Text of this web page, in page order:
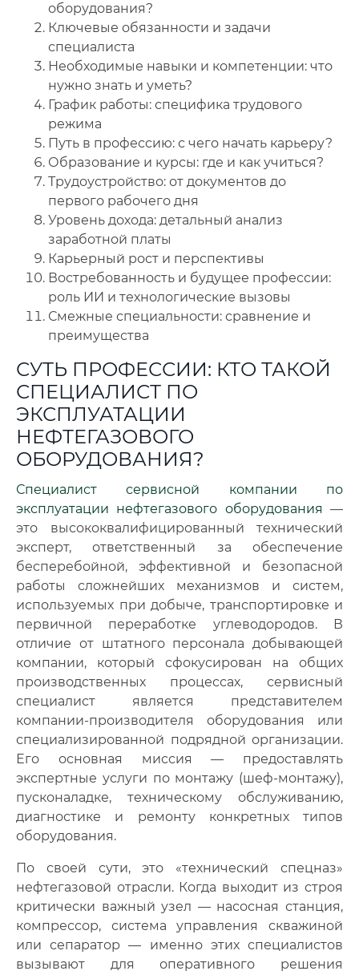
оборудования?
Ключевые обязанности и задачи
специалиста
Необходимые навыки и компетенции: что
нужно знать и уметь?
График работы: специфика трудового
режима
Путь в профессию: с чего начать карьеру?
Образование и курсы: где и как учиться?
Трудоустройство: от документов до
первого рабочего дня
Уровень дохода: детальный анализ
заработной платы
Карьерный рост и перспективы
Востребованность и будущее профессии:
роль ИИ и технологические вызовы
Смежные специальности: сравнение и
преимущества
СУТЬ ПРОФЕССИИ: КТО ТАКОЙ
СПЕЦИАЛИСТ ПО
ЭКСПЛУАТАЦИИ
НЕФТЕГАЗОВОГО
ОБОРУДОВАНИЯ?
Специалист сервисной компании по
эксплуатации нефтегазового оборудования —
это высококвалифицированный технический
эксперт, ответственный за обеспечение
бесперебойной, эффективной и безопасной
работы сложнейших механизмов и систем,
используемых при добыче, транспортировке и
первичной переработке углеводородов. В
отличие от штатного персонала добывающей
компании, который сфокусирован на общих
производственных процессах, сервисный
специалист является представителем
компании-производителя оборудования или
специализированной подрядной организации.
Его основная миссия — предоставлять
экспертные услуги по монтажу (шеф-монтажу),
пусконаладке, техническому обслуживанию,
диагностике и ремонту конкретных типов
оборудования.
По своей сути, это «технический спецназ»
нефтегазовой отрасли. Когда выходит из строя
критически важный узел — насосная станция,
компрессор, система управления скважиной
или сепаратор — именно этих специалистов
вызывают для оперативного решения